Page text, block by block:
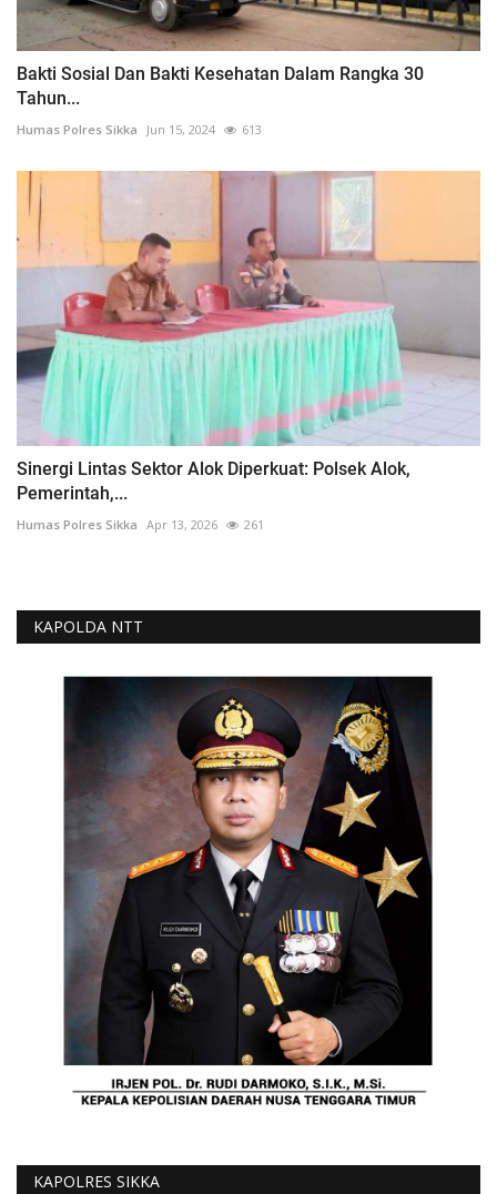
Bakti Sosial Dan Bakti Kesehatan Dalam Rangka 30
Tahun...
Humas Polres Sikka Jun 15, 2024 613
Sinergi Lintas Sektor Alok Diperkuat: Polsek Alok,
Pemerintah,...
Humas Polres Sikka Apr 13, 2026 261
KAPOLDA NTT
KAPOLRES SIKKA